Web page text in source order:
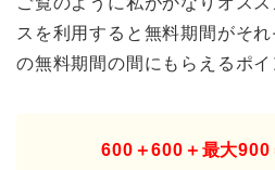
スを利用すると無料期間がそ
の無料期間の間にもらえるポ
600＋600＋最大